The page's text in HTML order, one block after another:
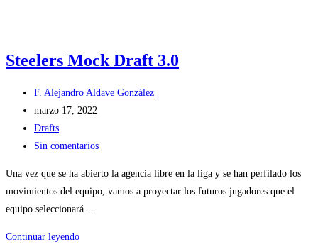
Steelers Mock Draft 3.0
F. Alejandro Aldave González
marzo 17, 2022
Drafts
Sin comentarios
Una vez que se ha abierto la agencia libre en la liga y se han perfilado los
movimientos del equipo, vamos a proyectar los futuros jugadores que el
equipo seleccionará…
Continuar leyendo